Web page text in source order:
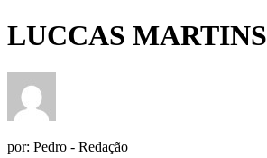
LUCCAS MARTINS
por: Pedro - Redação